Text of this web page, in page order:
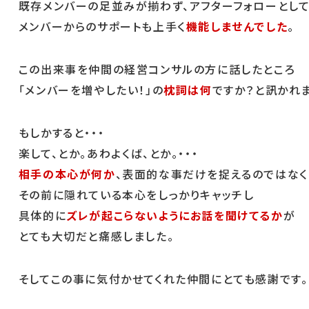
既存メンバーの足並みが揃わず、アフターフォローとして
メンバーからのサポートも上手く機能しませんでした。
この出来事を仲間の経営コンサルの方に話したところ
「メンバーを増やしたい！」の枕詞は何ですか？と訊かれ
もしかすると・・・
楽して、とか。あわよくば、とか。・・・
相手の本心が何か、表面的な事だけを捉えるのではなく
その前に隠れている本心をしっかりキャッチし
具体的にズレが起こらないようにお話を聞けてるかが
とても大切だと痛感しました。
そしてこの事に気付かせてくれた仲間にとても感謝です。